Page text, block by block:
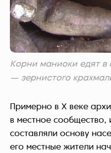
Корни маниоки едят в
— зернистого
Примерно в X веке
в местное
составляли основу
его местные жители